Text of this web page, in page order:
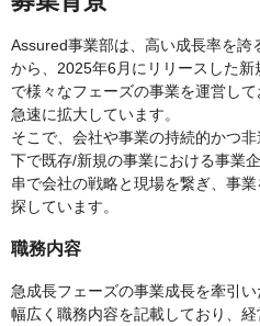
Assured事業部は、高い成長率を
から、2025年6月にリリースした
で様々なフェーズの事業を運営し
急速に拡大しています。
そこで、会社や事業の持続的かつ
下で既存/新規の事業における事業
串で会社の戦略と現場を繋ぎ、事
探しています。
職務内容
急成長フェーズの事業成長を牽引い
幅広く職務内容を記載しており、